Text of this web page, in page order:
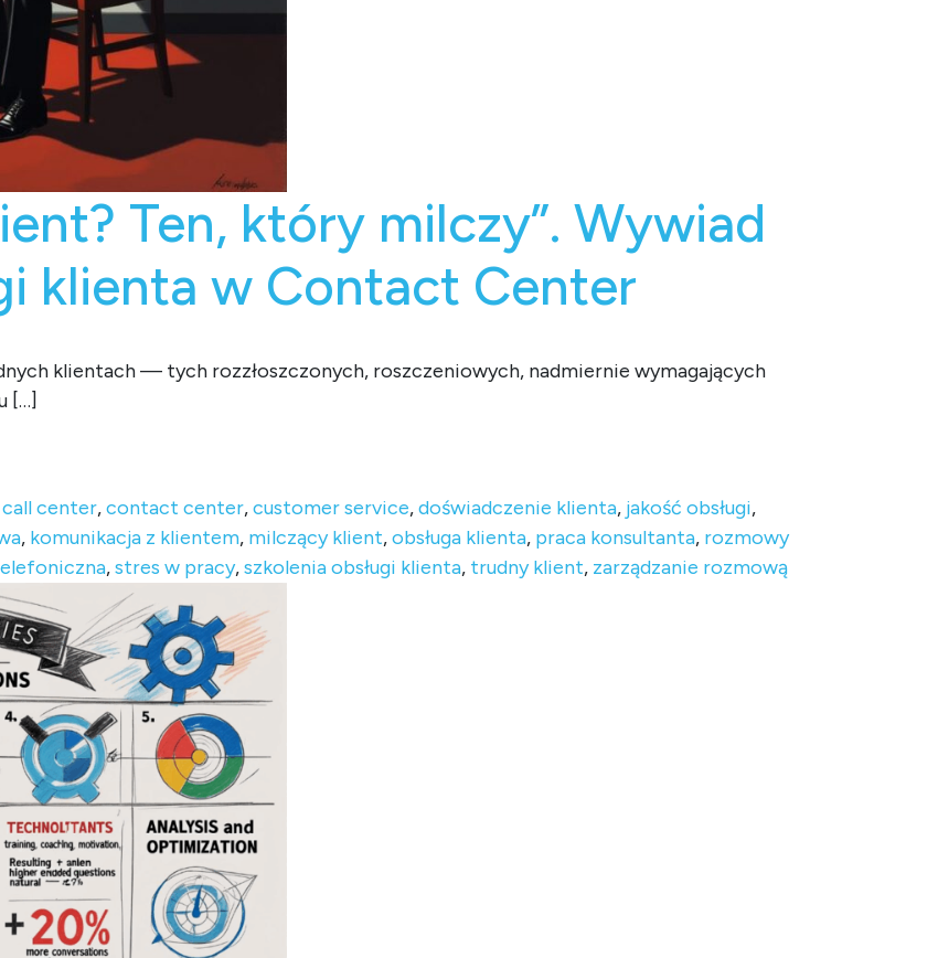
Ten, który milczy”. Wywiad
klienta w Contact Center
klientach — tych rozzłoszczonych, roszczeniowych, nadmiernie wymagających
[…]
call center,contact center,customer service,doświadczenie klienta, jakość obsługi,
, komunikacja z klientem, milczący klient,obsługa klienta, praca konsultanta, rozmowy
,stres w pracy,szkolenia obsługi klienta, trudny klient, zarządzanie rozmową